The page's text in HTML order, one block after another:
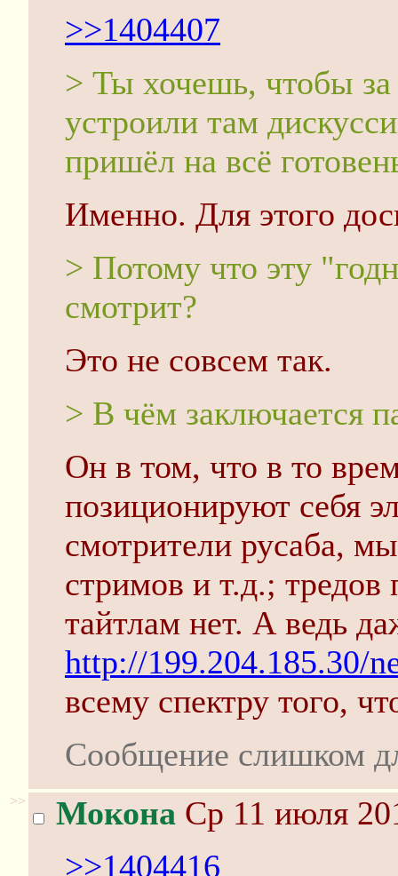
>>1404407
> Ты хочешь, чтобы за
устроили там
пришёл на всё
Именно. Для этого
> Потому что эту
смотрит?
Это не совсем так.
> В чём заключается
Он в том, что в то
позиционируют себя
смотрители русаба,
стримов и т.д.;
тайтлам нет. А ведь
http://199.204.185.30/
всему спектру того,
Сообщение слишком
>> Мокона Ср 11 июля
>>1404416